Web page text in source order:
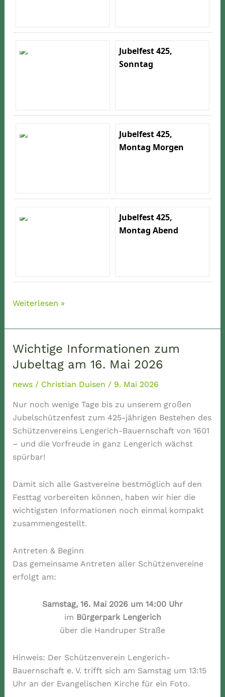
Jubelfest 425,
Sonntag
Jubelfest 425,
Montag Morgen
Jubelfest 425,
Montag Abend
Jubelfest
Jahre
Weiterlesen »
Wichtige Informationen zum
Jubeltag am 16. Mai 2026
news/ Christian Duisen / 9. Mai 2026
Nur noch wenige Tage bis zu unserem großen
Jubelschützenfest zum 425-jährigen Bestehen des
Schützenvereins Lengerich-Bauernschaft von 1601
– und die Vorfreude in ganz Lengerich wächst
spürbar!
Damit sich alle Gastvereine bestmöglich auf den
Festtag vorbereiten können, haben wir hier die
wichtigsten Informationen noch einmal kompakt
zusammengestellt.
Antreten & Beginn
Das gemeinsame Antreten aller Schützenvereine
erfolgt am:
Samstag, 16. Mai 2026 um 14:00 Uhr
im Bürgerpark Lengerich
über die Handruper Straße
Hinweis: Der Schützenverein Lengerich-
Bauernschaft e. V. trifft sich am Samstag um 13:15
Uhr an der Evangelischen Kirche für ein Foto.